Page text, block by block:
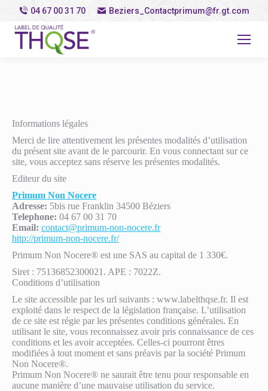
04 67 00 31 70 Beziers_Contactprimum@fr.gt.com
Informations légales
Merci de lire attentivement les présentes modalités d’utilisation
du présent site avant de le parcourir. En vous connectant sur ce
site, vous acceptez sans réserve les présentes modalités.
Editeur du site
Primum Non Nocere
Adresse: 5bis rue Franklin 34500 Béziers
Telephone: 04 67 00 31 70
Email: contact@primum-non-nocere.fr
http://primum-non-nocere.fr/
Primum Non Nocere® est une SAS au capital de 1 330€.
Siret : 75136852300021. APE : 7022Z.
Conditions d’utilisation
Le site accessible par les url suivants : www.labelthqse.fr. Il est
exploité dans le respect de la législation française. L’utilisation
de ce site est régie par les présentes conditions générales. En
utilisant le site, vous reconnaissez avoir pris connaissance de ces
conditions et les avoir acceptées. Celles-ci pourront êtres
modifiées à tout moment et sans préavis par la société Primum
Non Nocere®.
Primum Non Nocere® ne saurait être tenu pour responsable en
aucune manière d’une mauvaise utilisation du service.